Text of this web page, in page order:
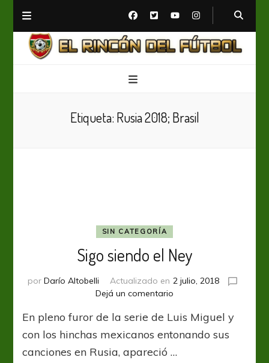
Etiqueta: Rusia 2018; Brasil
SIN CATEGORÍA
Sigo siendo el Ney
por Darío Altobelli Actualizado en 2 julio, 2018
Dejá un comentario
siendo
el
En pleno furor de la serie de Luis Miguel y
con los hinchas mexicanos entonando sus
canciones en Rusia, apareció …